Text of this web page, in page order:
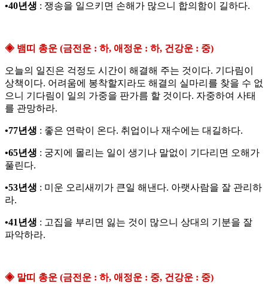
•40년생 : 쟁송을 일으키면 손해가 많으니 합의함이 길하다.
◈ 뱀띠 총운 (금전운 : 하, 애정운 : 하, 건강운 : 중)
오늘의 일진은 걱정도 시간이 해결해 주는 것이다. 기다림이
상책이다. 어려움에 봉착할지라도 해결의 실마리를 찾을 수 없
으니 기다림이 일의 가중을 판가름 할 것이다. 자중하여 사태
를 관망하라.
•77년생 : 좋은 연락이 온다. 취업이나 재수에는 대길하다.
•65년생 : 궁지에 몰리는 일이 생기나 말없이 기다리면 오해가
풀린다.
•53년생 : 미운 오리새끼가 큰일 해낸다. 아랫사람을 잘 관리하
라.
•41년생 : 고집을 부리면 잃는 것이 많으니 상대의 기분을 잘
파악하라.
◈ 말띠 총운 (금전운 : 하, 애정운 : 중, 건강운 : 중)